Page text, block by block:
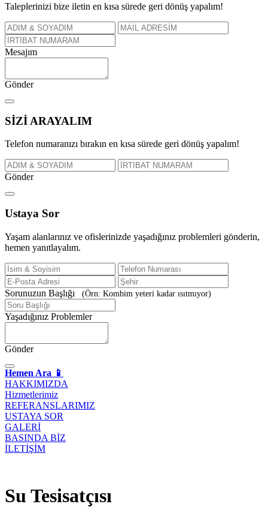
Taleplerinizi bize iletin en kısa sürede geri dönüş yapalım!
Mesajım
Gönder
SİZİ ARAYALIM
Telefon numaranızı bırakın en kısa sürede geri dönüş yapalım!
Gönder
Ustaya Sor
Yaşam alanlarınız ve ofislerinizde yaşadığınız problemleri gönderin,
hemen yanıtlayalım.
Sorunuzun Başlığı (Örn: Kombim yeteri kadar ısıtmıyor)
Yaşadığınız Problemler
Gönder
Hemen Ara 📱
HAKKIMIZDA
Hizmetlerimiz
REFERANSLARIMIZ
USTAYA SOR
GALERİ
BASINDA BİZ
İLETİŞİM
Su Tesisatçısı